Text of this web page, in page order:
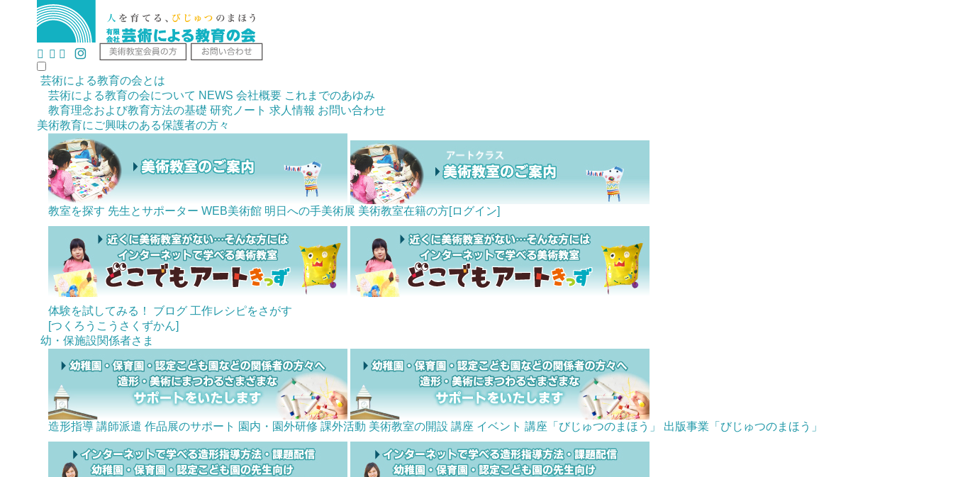
芸術による教育の会とは
芸術による教育の会について NEWS 会社概要 これまでのあゆみ
教育理念および教育方法の基礎 研究ノート 求人情報 お問い合わせ
美術教育にご興味のある保護者の方々
教室を探す 先生とサポーター WEB美術館 明日への手美術展 美術教室在籍の方[ログイン]
体験を試してみる！ ブログ 工作レシピをさがす
[つくろうこうさくずかん]
幼・保施設関係者さま
造形指導 講師派遣 作品展のサポート 園内・園外研修 課外活動 美術教室の開設 講座 イベント 講座「びじゅつのまほう」 出版事業「びじゅつのまほう」